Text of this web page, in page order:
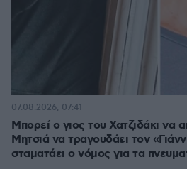
Μπορεί ο γιος του Χατζιδάκι να
Μητσιά να τραγουδάει τον
σταματάει ο νόμος για τα
07.08.2026, 07:41